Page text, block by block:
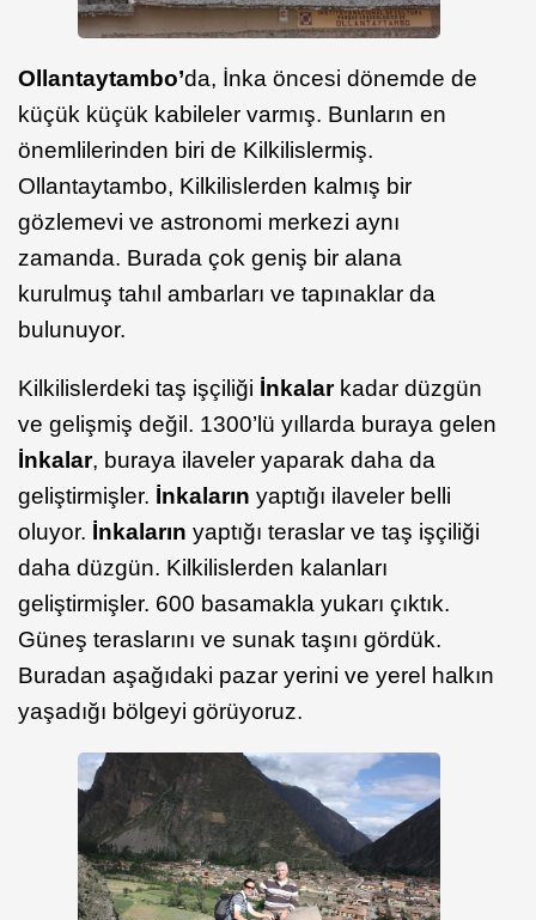
Ollantaytambo’da, İnka öncesi dönemde de
küçük küçük kabileler varmış. Bunların en
önemlilerinden biri de Kilkilislermiş.
Ollantaytambo, Kilkilislerden kalmış bir
gözlemevi ve astronomi merkezi aynı
zamanda. Burada çok geniş bir alana
kurulmuş tahıl ambarları ve tapınaklar da
bulunuyor.
Kilkilislerdeki taş işçiliği İnkalarkadar düzgün
ve gelişmiş değil. 1300’lü yıllarda buraya gelen
İnkalar, buraya ilaveler yaparak daha da
geliştirmişler. İnkaların yaptığı ilaveler belli
oluyor. İnkaların yaptığı teraslar ve taş işçiliği
daha düzgün. Kilkilislerden kalanları
geliştirmişler. 600 basamakla yukarı çıktık.
Güneş teraslarını ve sunak taşını gördük.
Buradan aşağıdaki pazar yerini ve yerel halkın
yaşadığı bölgeyi görüyoruz.